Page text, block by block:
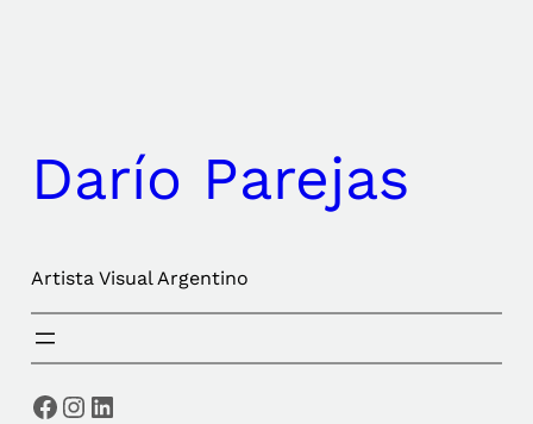
Darío Parejas
Artista Visual Argentino
Facebook Instagram LinkedIn